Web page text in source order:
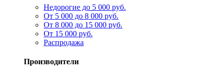
Недорогие до 5 000 руб.
От 5 000 до 8 000 руб.
От 8 000 до 15 000 руб.
От 15 000 руб.
Распродажа
Производители